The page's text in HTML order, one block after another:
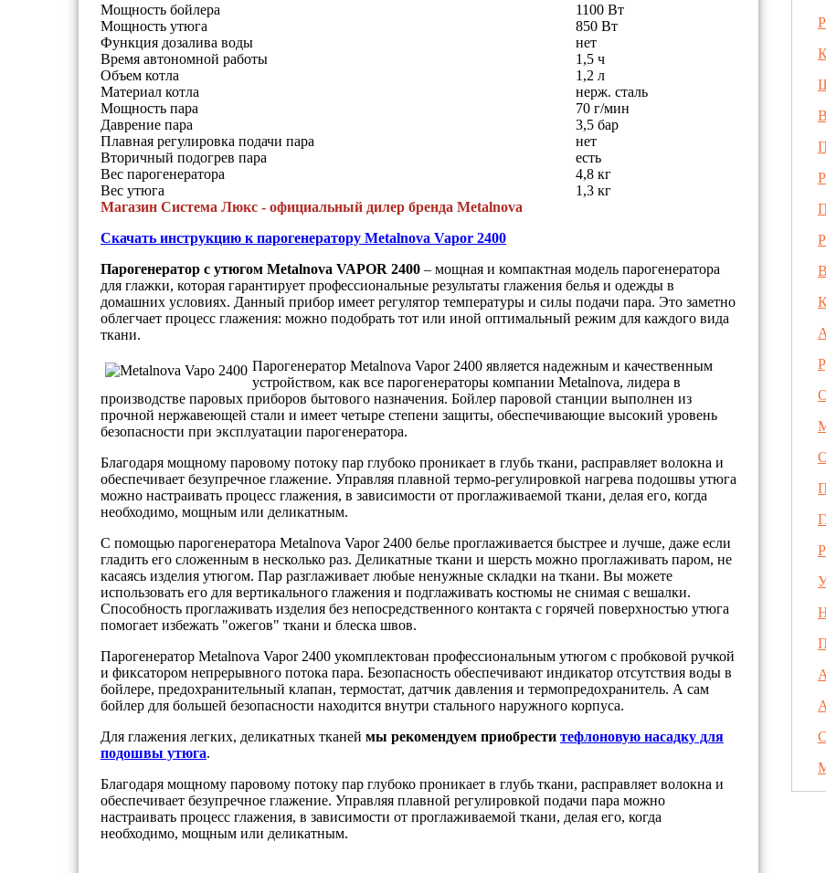
Мощность бойлера
1100 Вт
Мощность утюга
850 Вт
Функция дозалива воды
нет
Время автономной работы
1,5 ч
Объем котла
1,2 л
Материал котла
нерж. сталь
Мощность пара
70 г/мин
Даврение пара
3,5 бар
Плавная регулировка подачи пара
нет
Вторичный подогрев пара
есть
Вес парогенератора
4,8 кг
Вес утюга
1,3 кг
Магазин Система Люкс - официальный дилер бренда Metalnova
Скачать инструкцию к парогенератору Metalnova Vapor 2400
Парогенератор с утюгом Metalnova VAPOR 2400 – мощная и компактная модель парогенератора
для глажки, которая гарантирует профессиональные результаты глажения белья и одежды в
домашних условиях. Данный прибор имеет регулятор температуры и силы подачи пара. Это заметно
облегчает процесс глажения: можно подобрать тот или иной оптимальный режим для каждого вида
ткани.
Парогенератор Metalnova Vapor 2400 является надежным и качественным
устройством, как все парогенераторы компании Metalnova, лидера в
производстве паровых приборов бытового назначения. Бойлер паровой станции выполнен из
прочной нержавеющей стали и имеет четыре степени защиты, обеспечивающие высокий уровень
безопасности при эксплуатации парогенератора.
Благодаря мощному паровому потоку пар глубоко проникает в глубь ткани, расправляет волокна и
обеспечивает безупречное глажение. Управляя плавной термо-регулировкой нагрева подошвы утюга
можно настраивать процесс глажения, в зависимости от проглаживаемой ткани, делая его, когда
необходимо, мощным или деликатным.
С помощью парогенератора Metalnova Vapor 2400 белье проглаживается быстрее и лучше, даже если
гладить его сложенным в несколько раз. Деликатные ткани и шерсть можно проглаживать паром, не
касаясь изделия утюгом. Пар разглаживает любые ненужные складки на ткани. Вы можете
использовать его для вертикального глажения и подглаживать костюмы не снимая с вешалки.
Способность проглаживать изделия без непосредственного контакта с горячей поверхностью утюга
помогает избежать "ожегов" ткани и блеска швов.
Парогенератор Metalnova Vapor 2400 укомплектован профессиональным утюгом с пробковой ручкой
и фиксатором непрерывного потока пара. Безопасность обеспечивают индикатор отсутствия воды в
бойлере, предохранительный клапан, термостат, датчик давления и термопредохранитель. А сам
бойлер для большей безопасности находится внутри стального наружного корпуса.
Для глажения легких, деликатных тканей мы рекомендуем приобрести тефлоновую насадку для
подошвы утюга.
Благодаря мощному паровому потоку пар глубоко проникает в глубь ткани, расправляет волокна и
обеспечивает безупречное глажение. Управляя плавной регулировкой подачи пара можно
настраивать процесс глажения, в зависимости от проглаживаемой ткани, делая его, когда
необходимо, мощным или деликатным.